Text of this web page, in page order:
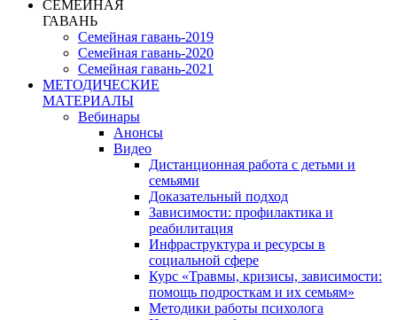
СЕМЕЙНАЯ
ГАВАНЬ
Семейная гавань-2019
Семейная гавань-2020
Семейная гавань-2021
МЕТОДИЧЕСКИЕ
МАТЕРИАЛЫ
Вебинары
Анонсы
Видео
Дистанционная работа с детьми и
семьями
Доказательный подход
Зависимости: профилактика и
реабилитация
Инфраструктура и ресурсы в
социальной сфере
Курс «Травмы, кризисы, зависимости:
помощь подросткам и их семьям»
Методики работы психолога